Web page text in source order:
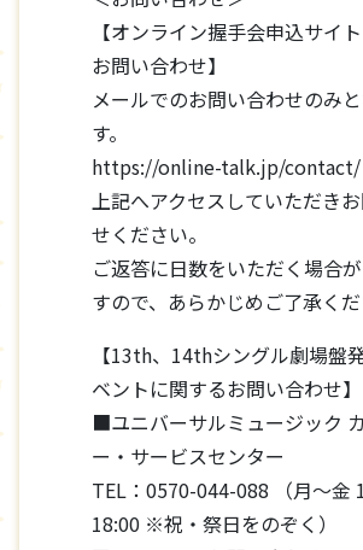
【オンライン握手会申込サイ
お問い合わせ】
メールでのお問い合わせのみ
す。
https://online-talk.jp/contact/
上記へアクセスしていただき
せください。
ご返答に日数をいただく場合
すので、あらかじめご了承くだ
【13th、14thシングル劇場盤
ベントに関するお問い合わせ】
■ユニバーサルミュージック
ー・サービスセンター
TEL：0570-044-088 （月～金
18:00 ※祝・祭日をのぞく）